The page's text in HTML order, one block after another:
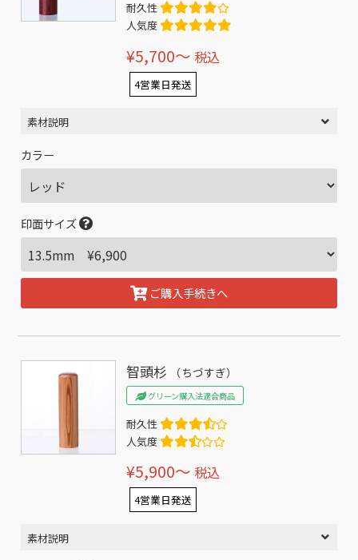
耐久性
人気度
¥5,700〜 税込
4営業日発送
素材説明
カラー
印面サイズ
ご購入手続きへ
智頭杉 （ちづすぎ）
グリーン購入法適合商品
耐久性
人気度
¥5,900〜 税込
4営業日発送
素材説明